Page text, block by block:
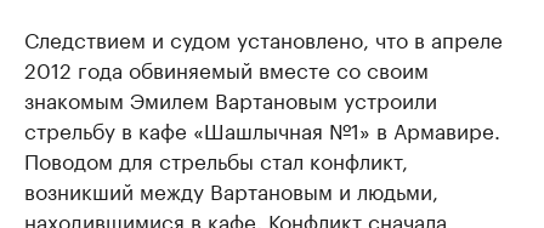
Следствием и судом установлено, что в апреле
2012 года обвиняемый вместе со своим
знакомым Эмилем Вартановым устроили
стрельбу в кафе «Шашлычная №1» в Армавире.
Поводом для стрельбы стал конфликт,
возникший между Вартановым и людьми,
находившимися в кафе. Конфликт сначала